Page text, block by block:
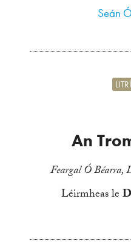
Seán
An
Feargal Ó Béarra,
Léirmheas le